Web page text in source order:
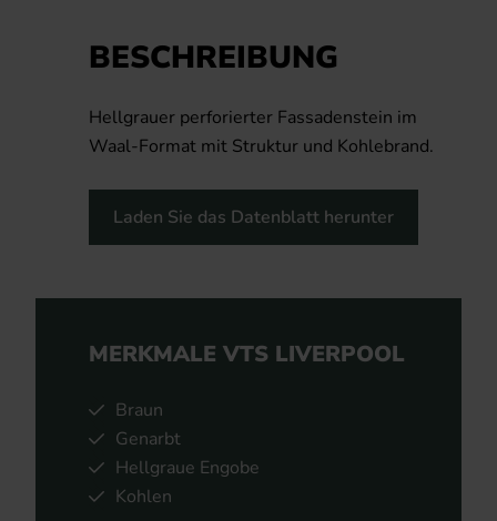
BESCHREIBUNG
Hellgrauer perforierter Fassadenstein im
Waal-Format mit Struktur und Kohlebrand.
Laden Sie das Datenblatt herunter
MERKMALE VTS LIVERPOOL
Braun
Genarbt
Hellgraue Engobe
Kohlen